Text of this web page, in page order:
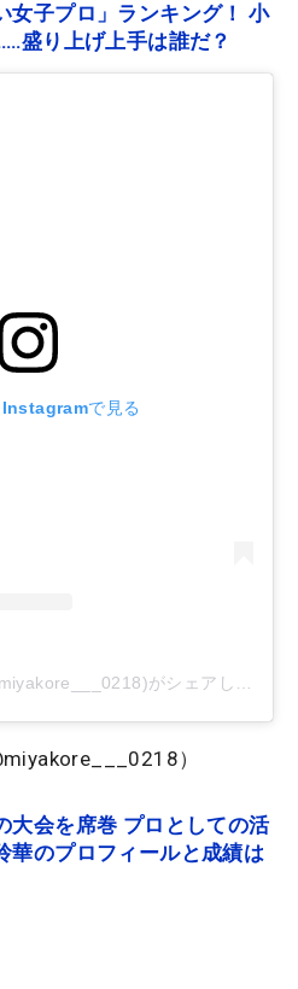
女子プロ」ランキング！ 小
盛り上げ上手は誰だ？
Instagramで見る
）
大会を席巻 プロとしての活
華のプロフィールと成績は